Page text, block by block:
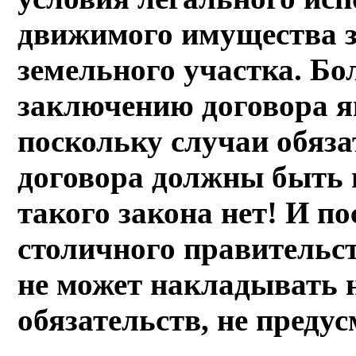
движимого имущества
земельного участка.
заключению договора
поскольку случаи
договора должны быть
такого закона нет! И
столичного
не может накладывать
обязательств, не